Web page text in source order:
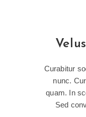
Curabitur
nunc.
quam. In
Sed